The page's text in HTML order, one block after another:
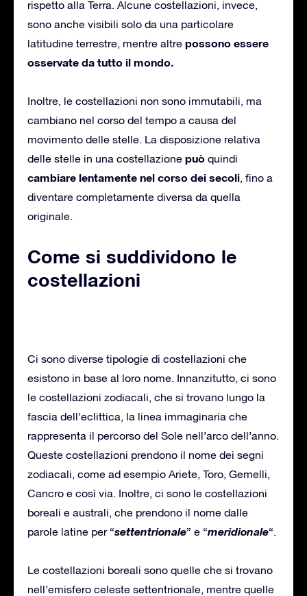
rispetto alla Terra. Alcune costellazioni, invece,
sono anche visibili solo da una particolare
latitudine terrestre, mentre altre possono essere
osservate da tutto il mondo.
Inoltre, le costellazioni non sono immutabili, ma
cambiano nel corso del tempo a causa del
movimento delle stelle. La disposizione relativa
delle stelle in una costellazione può quindi
cambiare lentamente nel corso dei secoli, fino a
diventare completamente diversa da quella
originale.
Come si suddividono le
costellazioni
Ci sono diverse tipologie di costellazioni che
esistono in base al loro nome. Innanzitutto, ci sono
le costellazioni zodiacali, che si trovano lungo la
fascia dell’eclittica, la linea immaginaria che
rappresenta il percorso del Sole nell’arco dell’anno.
Queste costellazioni prendono il nome dei segni
zodiacali, come ad esempio Ariete, Toro, Gemelli,
Cancro e così via. Inoltre, ci sono le costellazioni
boreali e australi, che prendono il nome dalle
parole latine per “settentrionale” e “meridionale“.
Le costellazioni boreali sono quelle che si trovano
nell’emisfero celeste settentrionale, mentre quelle